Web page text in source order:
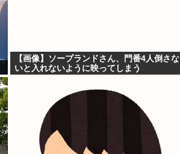
【画像】ソープランドさん、門番4人倒さな
いと入れないように映ってしまう